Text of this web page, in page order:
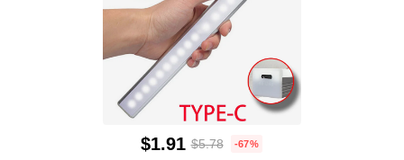
$1.91 $5.78 -67%